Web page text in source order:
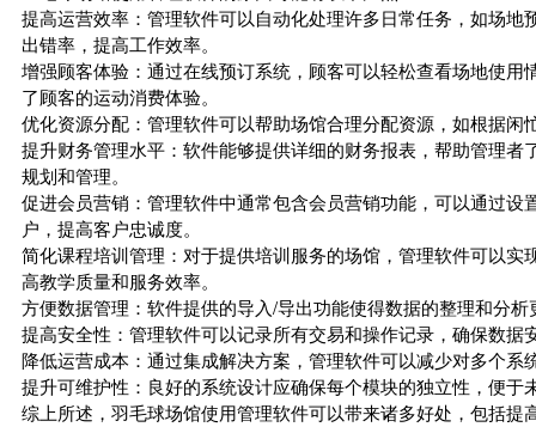
提高运营效率：管理软件可以自动化处理许多日常任务，如场
出错率，提高工作效率。
增强顾客体验：通过在线预订系统，顾客可以轻松查看场地使
了顾客的运动消费体验。
优化资源分配：管理软件可以帮助场馆合理分配资源，如根据
提升财务管理水平：软件能够提供详细的财务报表，帮助管理
规划和管理。
促进会员营销：管理软件中通常包含会员营销功能，可以通过
户，提高客户忠诚度。
简化课程培训管理：对于提供培训服务的场馆，管理软件可以
高教学质量和服务效率。
方便数据管理：软件提供的导入/导出功能使得数据的整理和分
提高安全性：管理软件可以记录所有交易和操作记录，确保数据
降低运营成本：通过集成解决方案，管理软件可以减少对多个
提升可维护性：良好的系统设计应确保每个模块的独立性，便于
综上所述，羽毛球场馆使用管理软件可以带来诸多好处，包括